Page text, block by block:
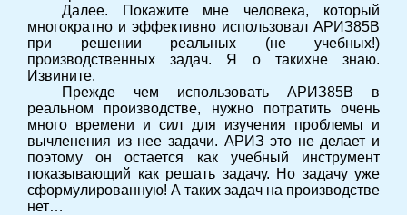
Далее. Покажите мне человека, который
многократно и эффективно использовал АРИЗ85В
при решении реальных (не учебных!)
производственных задач. Я о такихне знаю.
Извините.
Прежде чем использовать АРИЗ85В в
реальном производстве, нужно потратить очень
много времени и сил для изучения проблемы и
вычленения из нее задачи. АРИЗ это не делает и
поэтому он остается как учебный инструмент
показывающий как решать задачу. Но задачу уже
сформулированную! А таких задач на производстве
нет…